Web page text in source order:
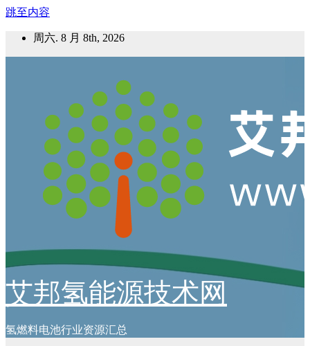
跳至内容
周六. 8 月 8th, 2026
艾邦氢能源技术网
氢燃料电池行业资源汇总